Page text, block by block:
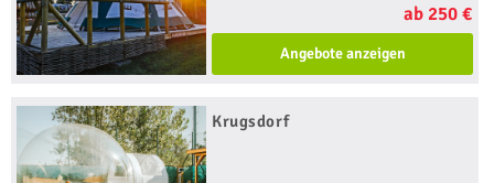
ab 250 €
Angebote anzeigen
Krugsdorf